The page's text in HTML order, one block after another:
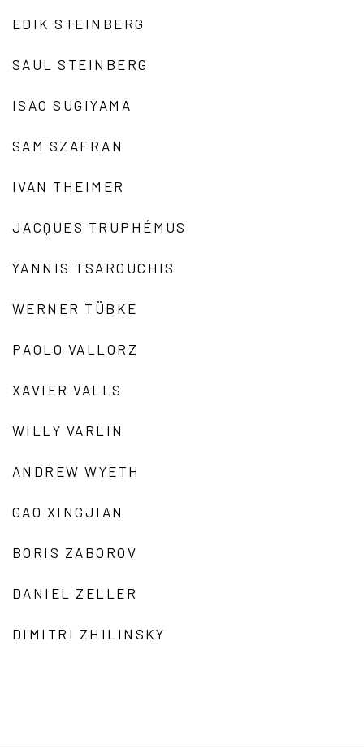
EDIK STEINBERG
SAUL STEINBERG
ISAO SUGIYAMA
SAM SZAFRAN
IVAN THEIMER
JACQUES TRUPHÉMUS
YANNIS TSAROUCHIS
WERNER TÜBKE
PAOLO VALLORZ
XAVIER VALLS
WILLY VARLIN
ANDREW WYETH
GAO XINGJIAN
BORIS ZABOROV
DANIEL ZELLER
DIMITRI ZHILINSKY